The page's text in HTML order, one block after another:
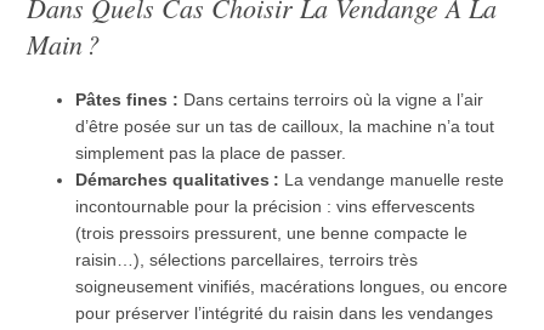
Main ?
Pâtes fines : Dans certains terroirs où la vigne a l’air
d’être posée sur un tas de cailloux, la machine n’a tout
simplement pas la place de passer.
Démarches qualitatives : La vendange manuelle reste
incontournable pour la précision : vins effervescents
(trois pressoirs pressurent, une benne compacte le
raisin…), sélections parcellaires, terroirs très
soigneusement vinifiés, macérations longues, ou encore
pour préserver l’intégrité du raisin dans les vendanges